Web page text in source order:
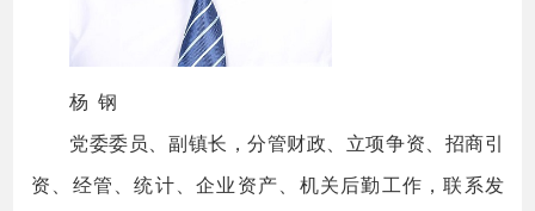
杨 钢
党委委员、副镇长，分管财政、立项争资、招商引
资、经管、统计、企业资产、机关后勤工作，联系发